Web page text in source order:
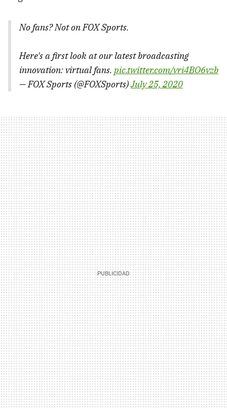
No fans? Not on FOX Sports.
Here's a first look at our latest broadcasting
innovation: virtual fans. pic.twitter.com/vri4BO6vzb
— FOX Sports (@FOXSports)July 25, 2020